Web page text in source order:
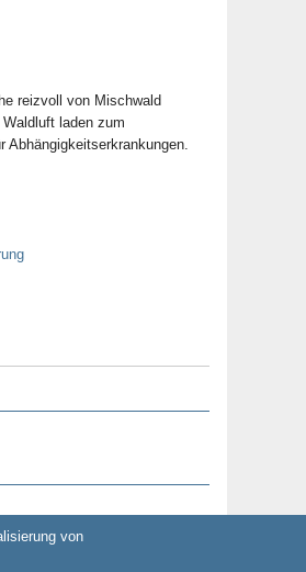
reizvoll von Mischwald
laden zum
von